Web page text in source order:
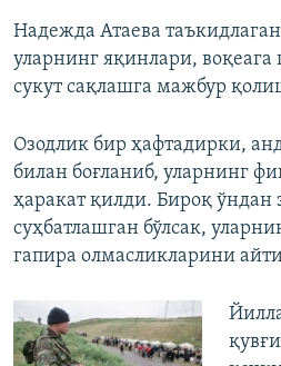
Надежда Атаева
уларнинг яқинлари, воқеага
сукут сақлашга мажбур
Озодлик бир ҳафтадирки,
билан боғланиб, уларнинг
ҳаракат қилди. Бироқ ўндан
суҳбатлашган бўлсак,
гапира олмасликларини